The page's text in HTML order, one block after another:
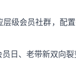
级会员社群，配
员日、老带新双向